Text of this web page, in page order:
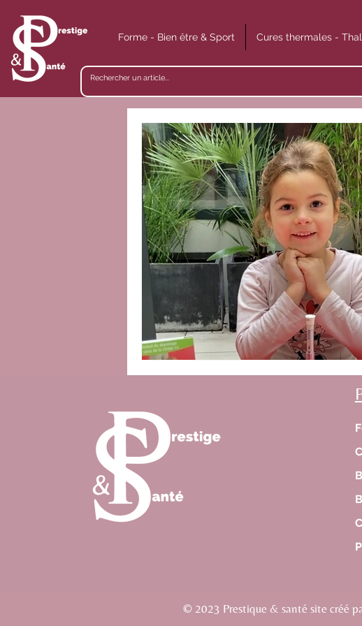
Forme - Bien être & Sport Cures thermales -
© 2023 Prestique & santé site créé